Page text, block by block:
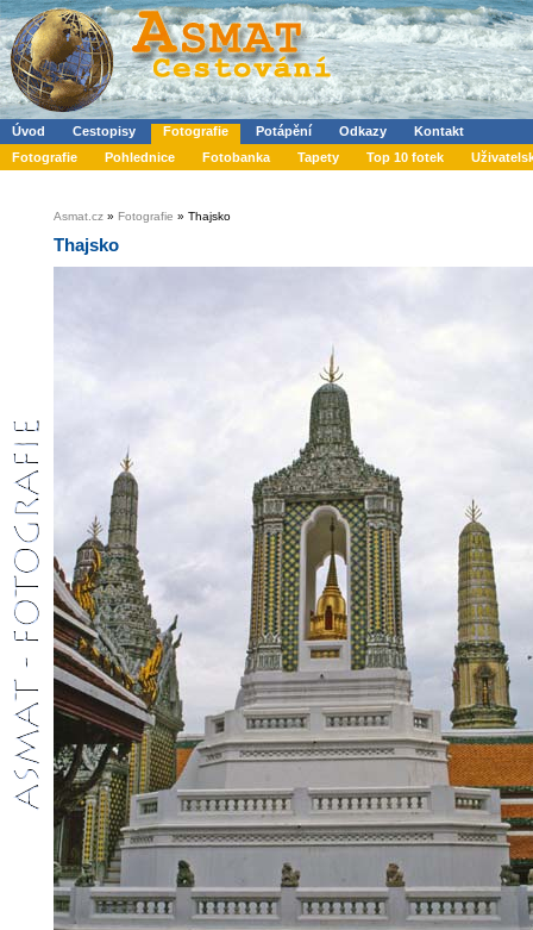
Úvod Cestopisy Fotografie Potápění Odkazy
Kontakt
Fotografie
Pohlednice Fotobanka Tapety Top 10 fotek
Asmat.cz » Fotografie » Thajsko
Thajsko